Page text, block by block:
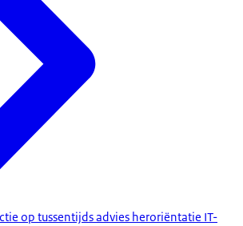
op tussentijds advies heroriëntatie IT-